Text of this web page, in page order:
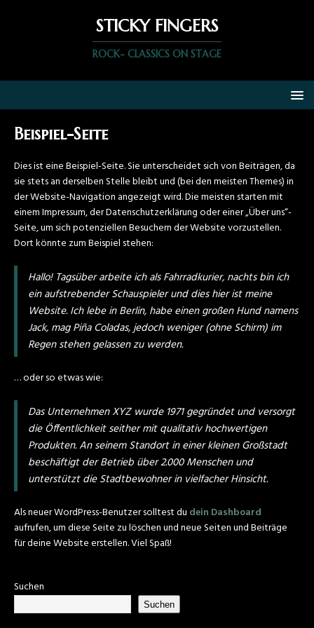
STICKY FINGERS
ROCK- CLASSICS ON STAGE
Beispiel-Seite
Dies ist eine Beispiel-Seite. Sie unterscheidet sich von Beiträgen, da
sie stets an derselben Stelle bleibt und (bei den meisten Themes) in
der Website-Navigation angezeigt wird. Die meisten starten mit
einem Impressum, der Datenschutzerklärung oder einer „Über uns“-
Seite, um sich potenziellen Besuchern der Website vorzustellen.
Dort könnte zum Beispiel stehen:
Hallo! Tagsüber arbeite ich als Fahrradkurier, nachts bin ich
ein aufstrebender Schauspieler und dies hier ist meine
Website. Ich lebe in Berlin, habe einen großen Hund namens
Jack, mag Piña Coladas, jedoch weniger (ohne Schirm) im
Regen stehen gelassen zu werden.
… oder so etwas wie:
Das Unternehmen XYZ wurde 1971 gegründet und versorgt
die Öffentlichkeit seither mit qualitativ hochwertigen
Produkten. An seinem Standort in einer kleinen Großstadt
beschäftigt der Betrieb über 2.000 Menschen und
unterstützt die Stadtbewohner in vielfacher Hinsicht.
Als neuer WordPress-Benutzer solltest du dein Dashboard
aufrufen, um diese Seite zu löschen und neue Seiten und Beiträge
für deine Website erstellen. Viel Spaß!
Suchen
Suchen